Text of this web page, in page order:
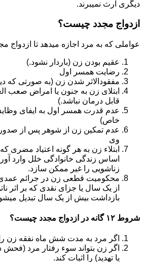
دیگری ارث نمیبرند.
ازدواج مجدد چیست؟
عواملی که به مرد اجازه میدهد تا ازدواج
عقیم بودن زن (باردار نشود.)
رضایت همسر اول
مفقودالاثر شدن زن (به صورتی که
ابتلای زن به جنون یا امراض صعب
قابل درمان نباشد.)
عدم قدرت همسر اول به ایفای
خاص)
عدم تمکین زن از شوهر پس از صدور
وی
ابتلاء زن به هر گونه اعتیاد مضری
اساس زندگی خانوادگی خلل وارد
زناشویی را غیر ممکن سازد.
محکومیت قطعی زن در جرائم
از یک سال یا جزای نقدی که بر اثر
بازداشت بیش از یک سال تبدیل می‎شود،است.
شروط ۱۲ گانه در ازدواج مجدد چیست؟
اگر مرد به مدت شش ماه نفقه زن
اگر زن بتواند سوء رفتار مرد (فحش
یا تهدید) را اثبات کند.